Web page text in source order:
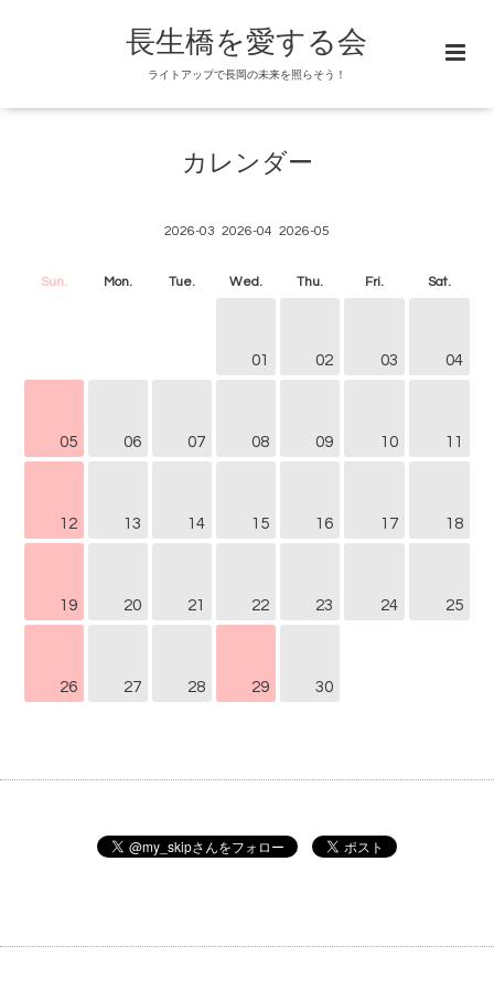
長生橋を愛する会
ライトアップで長岡の未来を照らそう！
カレンダー
2026-03 2026-04 2026-05
Sun. Mon. Tue. Wed. Thu. Fri. Sat.
01 02 03 04
05 06 07 08 09 10 11
12 13 14 15 16 17 18
19 20 21 22 23 24 25
26 27 28 29 30